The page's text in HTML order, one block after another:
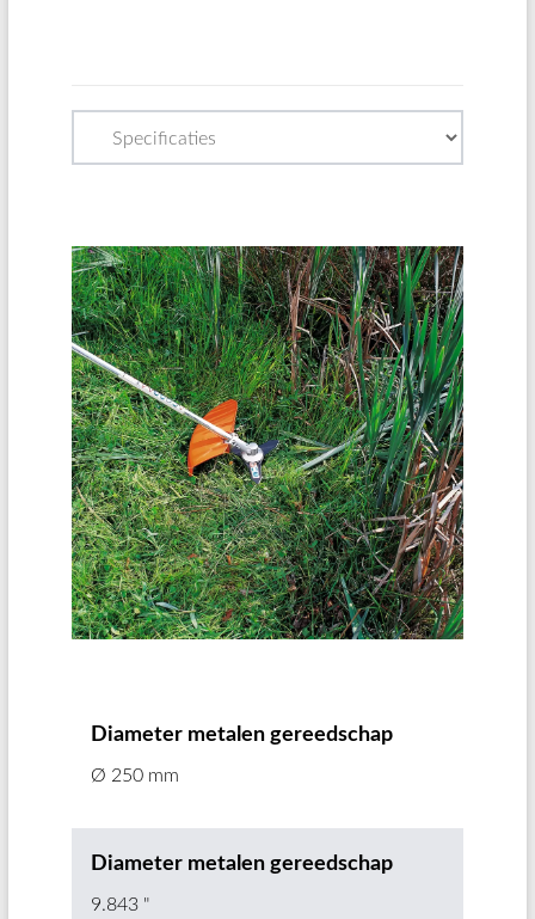
Diameter metalen gereedschap
Ø 250 mm
Diameter metalen gereedschap
9.843 "